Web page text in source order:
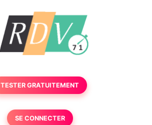
TESTER GRATUITEMENT
SE CONNECTER